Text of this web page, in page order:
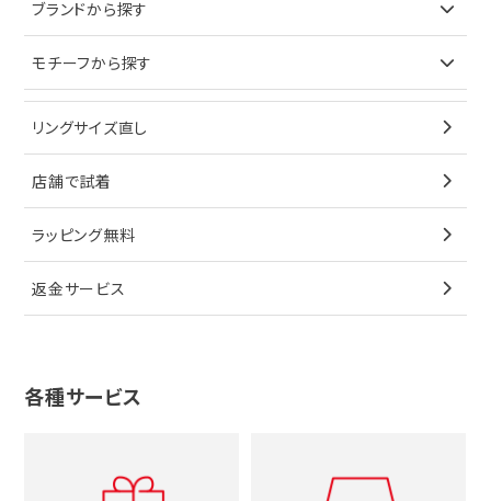
ブレスレット
ペンダントトップ
ブローチ
その他
ノーブランドジュエリーをすべて見る
イヤリング
ブレスレット
ペンダントトップ
ブローチ
その他
ティファニー
キーケース
サングラス
シューズ
香水
シャネル
オメガ
シャネル
タグホイヤー
カルティエ
セイコー
メンズ時計
ブランドから探す
ティファニー
ブルガリ
カルティエ
ウノアエレ
4℃
グッチ
ルイヴィトン
モチーフから探す
星
リボン
花
十字架
イニシャル
リングサイズ直し
店舗で試着
ラッピング無料
返金サービス
各種サービス